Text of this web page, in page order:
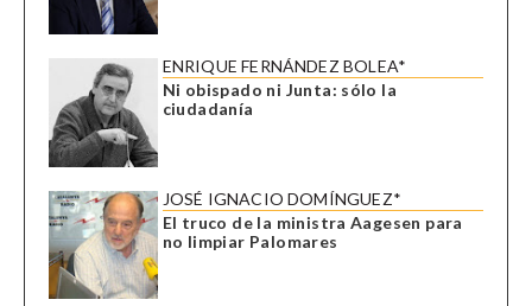
ENRIQUE FERNÁNDEZ BOLEA*
Ni obispado ni Junta: sólo la
ciudadanía
JOSÉ IGNACIO DOMÍNGUEZ*
El truco de la ministra Aagesen para
no limpiar Palomares